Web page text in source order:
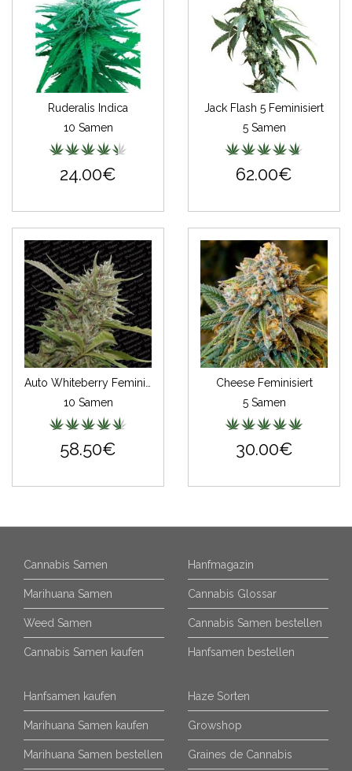
Ruderalis Indica
10 Samen
24.00€
Jack Flash 5 Feminisiert
5 Samen
62.00€
10 Samen
58.50€
Cheese Feminisiert
5 Samen
30.00€
Cannabis Samen
Marihuana Samen
Weed Samen
Cannabis Samen kaufen
Hanfmagazin
Cannabis Glossar
Cannabis Samen bestellen
Hanfsamen bestellen
Hanfsamen kaufen
Marihuana Samen kaufen
Marihuana Samen bestellen
Haze Sorten
Growshop
Graines de Cannabis